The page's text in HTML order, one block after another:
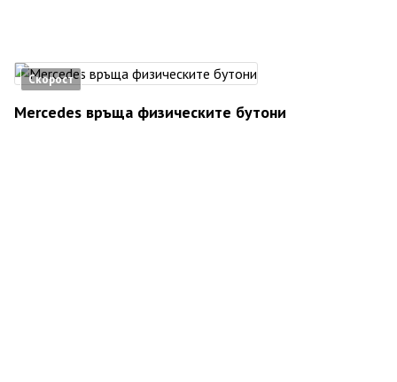
Скорост
Mercedes връща физическите бутони